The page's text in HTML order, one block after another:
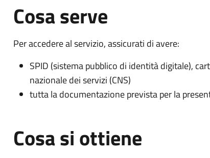
Cosa serve
Per accedere al servizio, assicurati di avere:
SPID (sistema pubblico di identità digitale),
nazionale dei servizi (CNS)
tutta la documentazione prevista per la
Cosa si ottiene